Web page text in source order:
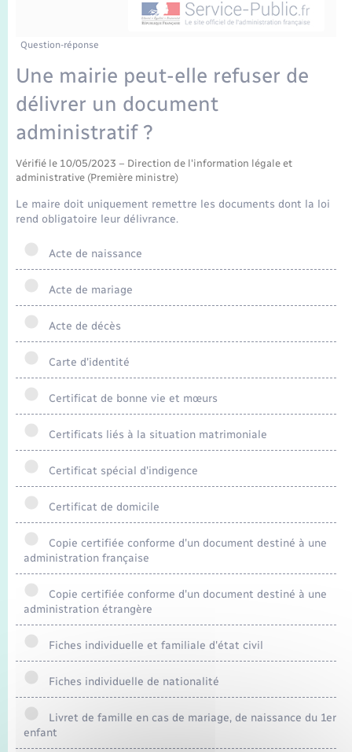
Mariage – PACS
Parrainage civil
Recensement
Question-réponse
Une mairie peut-elle refuser de
délivrer un document
administratif ?
Vérifié le 10/05/2023 – Direction de l'information légale et
administrative (Première ministre)
Le maire doit uniquement remettre les documents dont la loi
rend obligatoire leur délivrance.
Acte de naissance
Acte de mariage
Acte de décès
Carte d'identité
Certificat de bonne vie et mœurs
Certificats liés à la situation matrimoniale
Certificat spécial d'indigence
Certificat de domicile
Copie certifiée conforme d'un document destiné à une
administration française
Copie certifiée conforme d'un document destiné à une
administration étrangère
Fiches individuelle et familiale d'état civil
Fiches individuelle de nationalité
Livret de famille en cas de mariage, de naissance du 1er
enfant